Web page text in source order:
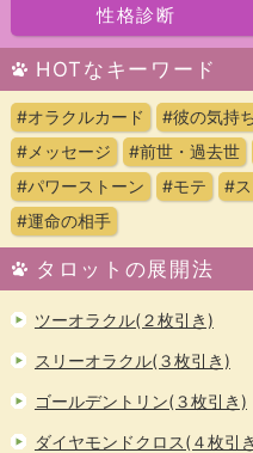
性格診断
HOTなキーワード
#オラクルカード #彼の気持ち
#メッセージ
#前世・過去世
#パワーストーン
#モテ #
#運命の相手
タロットの展開法
ツーオラクル(２枚引き)
スリーオラクル(３枚引き)
ゴールデントリン(３枚引き)
ダイヤモンドクロス(４枚引